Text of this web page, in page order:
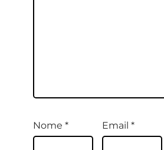
Nome * Email *